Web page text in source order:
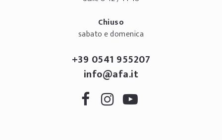
Chiuso
sabato e domenica
+39 0541 955207
info@afa.it